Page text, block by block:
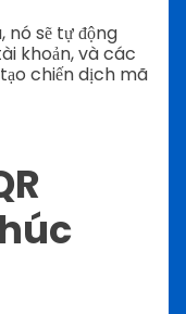
nó sẽ tự động
khoản, và các
chiến dịch mã